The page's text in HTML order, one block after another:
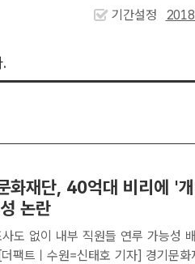
기간설정
화재단, 40억대 비리에 '
논란
없이 내부 직원들 연루 가능성 배제 경기문화재단 전경./경
팩트ㅣ수원=신태호 기자] 경기문